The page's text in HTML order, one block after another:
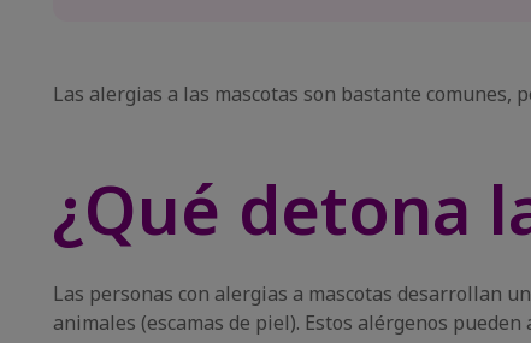
Las alergias a las mascotas son bastante
¿Qué detona
Las personas con alergias a mascotas desarrollan
animales (escamas de piel). Estos alérgenos